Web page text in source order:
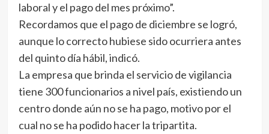
laboral y el pago del mes próximo”.
Recordamos que el pago de diciembre se logró,
aunque lo correcto hubiese sido ocurriera antes
del quinto día hábil, indicó.
La empresa que brinda el servicio de vigilancia
tiene 300 funcionarios a nivel país, existiendo un
centro donde aún no se ha pago, motivo por el
cual no se ha podido hacer la tripartita.